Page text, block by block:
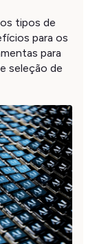
tipos de
para os
para
seleção de